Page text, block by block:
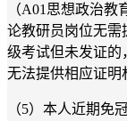
（A01思想政治
论教研员岗位无需
级考试但未发证的
无法提供相应证明
（5）本人近期免